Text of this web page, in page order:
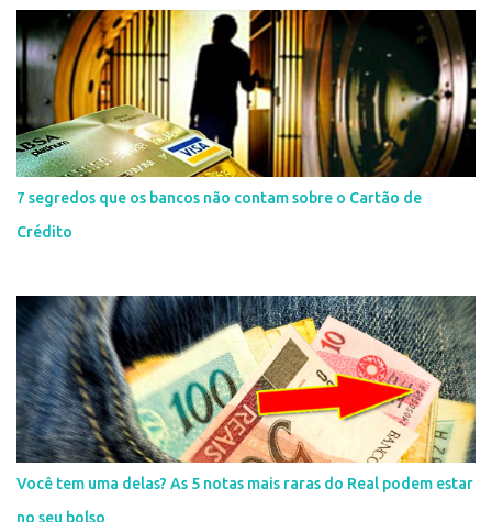
7 segredos que os bancos não contam sobre o Cartão de
Crédito
Você tem uma delas? As 5 notas mais raras do Real podem estar
no seu bolso